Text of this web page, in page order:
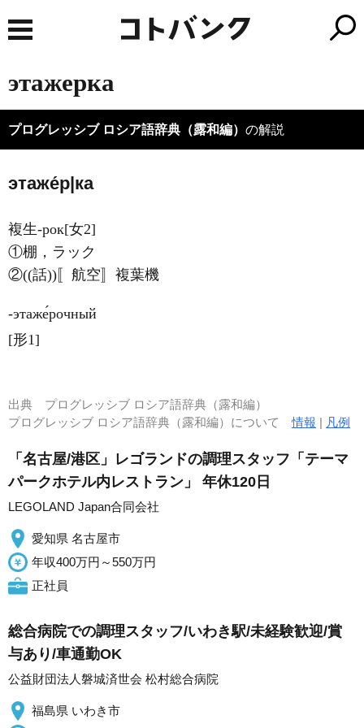
этажерка
プログレッシブ ロシア語辞典（露和編） の解説
этаже́р|ка
複生-рок[女2]
①棚，ラック
②((話))〚航空〛複葉機
‐этаже́рочный
[形1]
出典 プログレッシブ ロシア語辞典（露和編）
プログレッシブ ロシア語辞典（露和編）について情報 | 凡例
「名古屋/港区」レゴランドの調理スタッフ「テーマ
パークホテル内レストラン」 年休120日
LEGOLAND Japan合同会社
愛知県 名古屋市
年収400万円～550万円
正社員
総合病院での調理スタッフ/いわき駅/未経験歓迎/賞
与あり/車通勤OK
公益財団法人磐城済世会 松村総合病院
福島県 いわき市